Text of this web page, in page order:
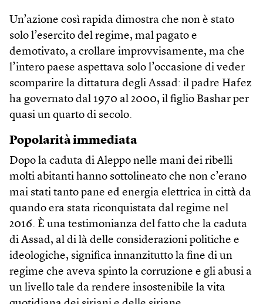
Un’azione così rapida dimostra che non è stato
solo l’esercito del regime, mal pagato e
demotivato, a crollare improvvisamente, ma che
l’intero paese aspettava solo l’occasione di veder
scomparire la dittatura degli Assad: il padre Hafez
ha governato dal 1970 al 2000, il figlio Bashar per
quasi un quarto di secolo.
Popolarità immediata
Dopo la caduta di Aleppo nelle mani dei ribelli
molti abitanti hanno sottolineato che non c’erano
mai stati tanto pane ed energia elettrica in città da
quando era stata riconquistata dal regime nel
2016. È una testimonianza del fatto che la caduta
di Assad, al di là delle considerazioni politiche e
ideologiche, significa innanzitutto la fine di un
regime che aveva spinto la corruzione e gli abusi a
un livello tale da rendere insostenibile la vita